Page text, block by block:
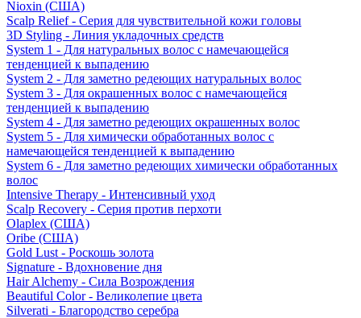
Nioxin (США)
Scalp Relief - Серия для чувствительной кожи головы
3D Styling - Линия укладочных средств
System 1 - Для натуральных волос с намечающейся
тенденцией к выпадению
System 2 - Для заметно редеющих натуральных волос
System 3 - Для окрашенных волос с намечающейся
тенденцией к выпадению
System 4 - Для заметно редеющих окрашенных волос
System 5 - Для химически обработанных волос с
намечающейся тенденцией к выпадению
System 6 - Для заметно редеющих химически обработанных
волос
Intensive Therapy - Интенсивный уход
Scalp Recovery - Серия против перхоти
Olaplex (США)
Oribe (США)
Gold Lust - Роскошь золота
Signature - Вдохновение дня
Hair Alchemy - Сила Возрождения
Beautiful Color - Великолепие цвета
Silverati - Благородство серебра